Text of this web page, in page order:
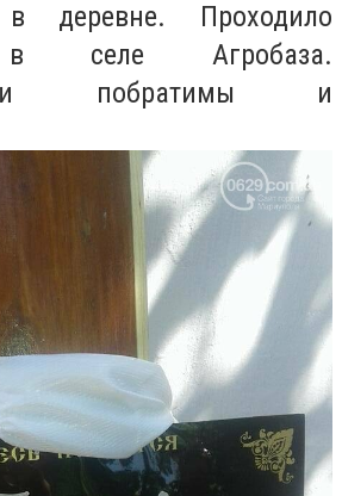
в деревне. Проходило
селе Агробаза.
побратимы и